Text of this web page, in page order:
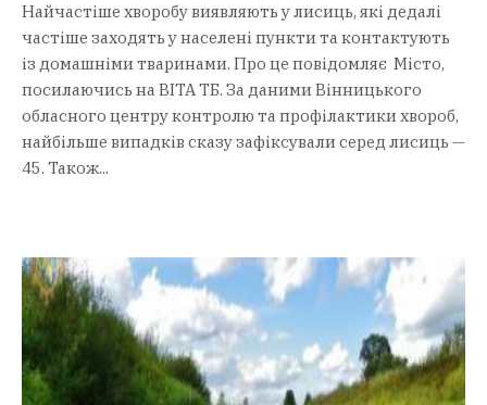
Найчастіше хворобу виявляють у лисиць, які дедалі
частіше заходять у населені пункти та контактують
із домашніми тваринами. Про це повідомляє Місто,
посилаючись на ВІТА ТБ. За даними Вінницького
обласного центру контролю та профілактики хвороб,
найбільше випадків сказу зафіксували серед лисиць —
45. Також...